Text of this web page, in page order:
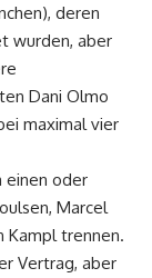
deren
wurden, aber
Dani Olmo
maximal vier
einen oder
Marcel
Kampl trennen.
Vertrag, aber